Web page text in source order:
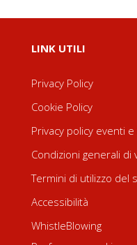
LINK UTILI
Privacy Policy
Cookie Policy
Privacy policy eventi
Condizioni generali di
Termini di utilizzo del
Accessibilità
WhistleBlowing